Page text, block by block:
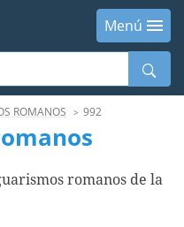
Menú
ROMANOS 992
romanos de la